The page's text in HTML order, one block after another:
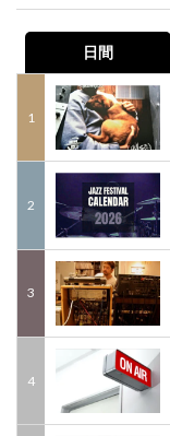
日間